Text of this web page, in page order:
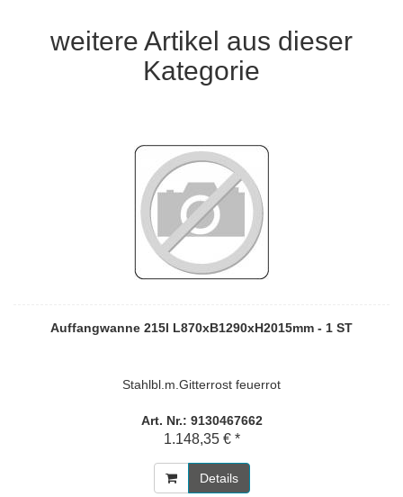
weitere Artikel aus dieser
Kategorie
Auffangwanne 215l L870xB1290xH2015mm - 1 ST
Stahlbl.m.Gitterrost feuerrot
Art. Nr.: 9130467662
1.148,35 € *
Details